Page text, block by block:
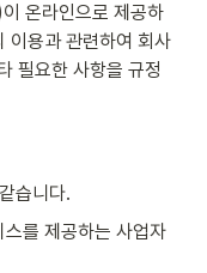
온라인으로 제공하
용과 관련하여 회사
필요한 사항을 규정
습니다.
를 제공하는 사업자